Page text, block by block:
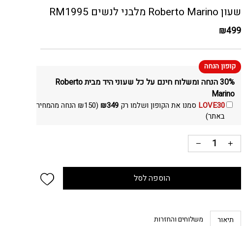
שעון Roberto Marino מלבני לנשים RM1995
₪499
30% הנחה ומשלוח חינם על כל שעוני היד מבית Roberto
Marino
LOVE30 סמנו את הקופון ושלמו רק ₪349
(
₪150
הנחה מהמחיר
באתר)
הוספה לסל wishlist
תיאור משלוחים והחזרות